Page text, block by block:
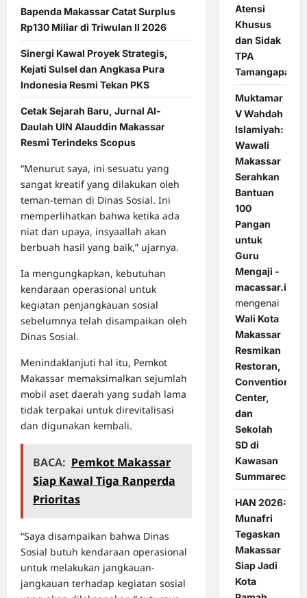
Bapenda Makassar Catat Surplus
Rp130 Miliar di Triwulan II 2026
Sinergi Kawal Proyek Strategis,
Kejati Sulsel dan Angkasa Pura
Indonesia Resmi Tekan PKS
Cetak Sejarah Baru, Jurnal Al-
Daulah UIN Alauddin Makassar
Resmi Terindeks Scopus
“Menurut saya, ini sesuatu yang
sangat kreatif yang dilakukan oleh
teman-teman di Dinas Sosial. Ini
memperlihatkan bahwa ketika ada
niat dan upaya, insyaallah akan
berbuah hasil yang baik,” ujarnya.
Ia mengungkapkan, kebutuhan
kendaraan operasional untuk
kegiatan penjangkauan sosial
sebelumnya telah disampaikan oleh
Dinas Sosial.
Menindaklanjuti hal itu, Pemkot
Makassar memaksimalkan sejumlah
mobil aset daerah yang sudah lama
tidak terpakai untuk direvitalisasi
dan digunakan kembali.
BACA: Pemkot Makassar
Siap Kawal Tiga Ranperda
Prioritas
“Saya disampaikan bahwa Dinas
Sosial butuh kendaraan operasional
untuk melakukan jangkauan-
jangkauan terhadap kegiatan sosial
Atensi
Khusus
dan Sidak
TPA
Tamangapa
Muktamar
V Wahdah
Islamiyah:
Wawali
Makassar
Serahkan
Bantuan
100
Pangan
untuk
Guru
Mengaji -
macassar.id
mengenai
Wali Kota
Makassar
Resmikan
Restoran,
Convention
Center,
dan
Sekolah
SD di
Kawasan
Summarecon
HAN 2026:
Munafri
Tegaskan
Makassar
Siap Jadi
Kota